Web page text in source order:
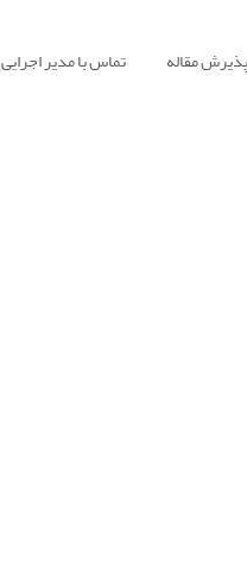
مقاله تماس با مدیر اجرایی